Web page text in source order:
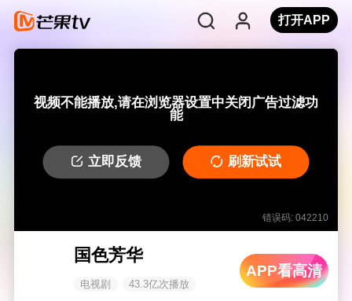
打开APP
视频不能播放,请在浏览器设置中关闭广告过滤功
能
立即反馈 刷新试试
错误码: 042210
国色芳华
电视剧 43.3亿次播放
APP看高清